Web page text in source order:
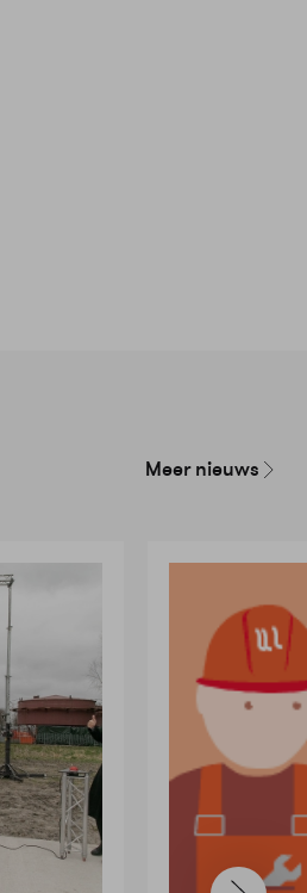
Meer nieuws